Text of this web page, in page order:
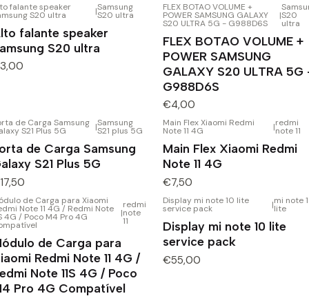
falante speaker
S20 ultra |Samsung
S20 ultra
falante speaker
S20 ultra
FLEX BOTAO VOLUME +
POWER SAMSUNG GALAXY
S20 ULTRA 5G - G988D6S
|S20
ultra
FLEX BOTAO VOLUME +
POWER SAMSUNG
GALAXY S20 ULTRA 5G
G988D6S
€4,00
de Carga Samsung
S21 Plus 5G |Samsung
S21 plus 5G
de Carga Samsung
S21 Plus 5G
Main Flex Xiaomi Redmi
Note 11 4G |redmi
note 11
Main Flex Xiaomi Redmi
Note 11 4G
€7,50
de Carga para Xiaomi
Note 11 4G / Redmi Note
4G / Poco M4 Pro 4G |
redmi
note
11
de Carga para
Redmi Note 11 4G /
Note 11S 4G / Poco
Pro 4G Compatível
Display mi note 10 lite
service pack |mi note
lite
Display mi note 10 lite
service pack
€55,00